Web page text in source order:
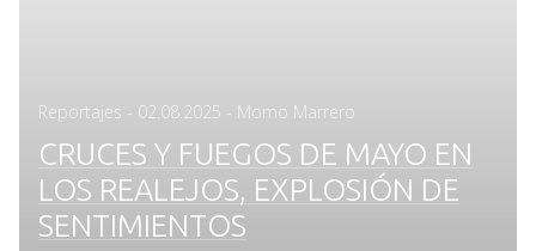
Reportajes - Posted
02.08.2025 - Momo Marrero
CRUCES Y FUEGOS DE MAYO EN
LOS REALEJOS, EXPLOSIÓN DE
SENTIMIENTOS